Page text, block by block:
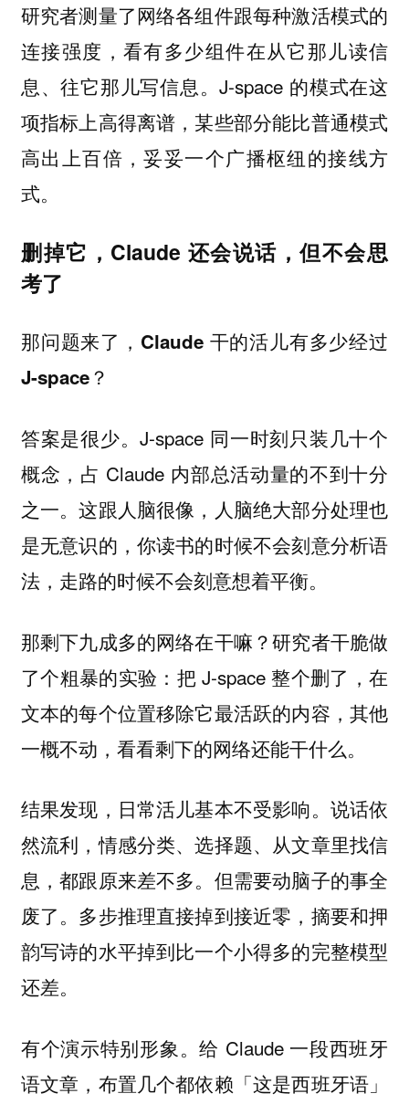
研究者测量了网络各组件跟每种激活模式的
连接强度，看有多少组件在从它那儿读信
息、往它那儿写信息。J-space 的模式在这
项指标上高得离谱，某些部分能比普通模式
高出上百倍，妥妥一个广播枢纽的接线方
式。
删掉它，Claude 还会说话，但不会思
考了
那问题来了，Claude 干的活儿有多少经过
J-space？
答案是很少。J-space 同一时刻只装几十个
概念，占 Claude 内部总活动量的不到十分
之一。这跟人脑很像，人脑绝大部分处理也
是无意识的，你读书的时候不会刻意分析语
法，走路的时候不会刻意想着平衡。
那剩下九成多的网络在干嘛？研究者干脆做
了个粗暴的实验：把 J-space 整个删了，在
文本的每个位置移除它最活跃的内容，其他
一概不动，看看剩下的网络还能干什么。
结果发现，日常活儿基本不受影响。说话依
然流利，情感分类、选择题、从文章里找信
息，都跟原来差不多。但需要动脑子的事全
废了。多步推理直接掉到接近零，摘要和押
韵写诗的水平掉到比一个小得多的完整模型
还差。
有个演示特别形象。给 Claude 一段西班牙
语文章，布置几个都依赖「这是西班牙语」